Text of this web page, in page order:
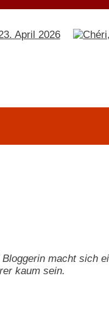
macht sich
kaum sein.